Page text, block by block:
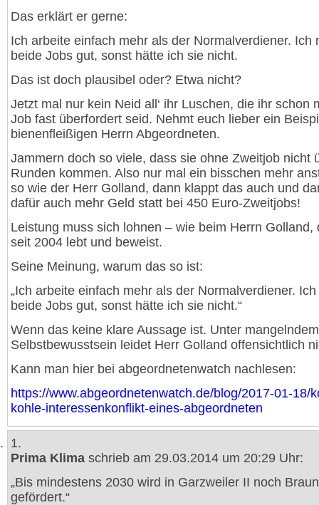
Das erklärt er gerne:
Ich arbeite einfach mehr als der Normalverdiener. Ich
beide Jobs gut, sonst hätte ich sie nicht.
Das ist doch plausibel oder? Etwa nicht?
Jetzt mal nur kein Neid all‘ ihr Luschen, die ihr schon
Job fast überfordert seid. Nehmt euch lieber ein
bienenfleißigen Herrn Abgeordneten.
Jammern doch so viele, dass sie ohne Zweitjob nicht
Runden kommen. Also nur mal ein bisschen mehr
so wie der Herr Golland, dann klappt das auch und
dafür auch mehr Geld statt bei 450 Euro-Zweitjobs!
Leistung muss sich lohnen – wie beim Herrn Golland,
seit 2004 lebt und beweist.
Seine Meinung, warum das so ist:
„Ich arbeite einfach mehr als der Normalverdiener.
beide Jobs gut, sonst hätte ich sie nicht.“
Wenn das keine klare Aussage ist. Unter mangelndem
Selbstbewusstsein leidet Herr Golland offensichtlich
Kann man hier bei abgeordnetenwatch nachlesen:
https://www.abgeordnetenwatch.de/blog/2017-01-18/
kohle-interessenkonflikt-eines-abgeordneten
1.
Prima Klima schrieb am 29.03.2014 um 20:29 Uhr:
„Bis mindestens 2030 wird in Garzweiler II noch
gefördert.“